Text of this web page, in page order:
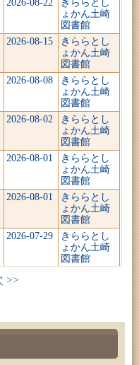
2026-08-22
きららとし
ょかん土崎
図書館
2026-08-15
きららとし
ょかん土崎
図書館
2026-08-08
きららとし
ょかん土崎
図書館
2026-08-02
きららとし
ょかん土崎
図書館
2026-08-01
きららとし
ょかん土崎
図書館
2026-08-01
きららとし
ょかん土崎
図書館
2026-07-29
きららとし
ょかん土崎
図書館
2026-07-25 きららとし
>>